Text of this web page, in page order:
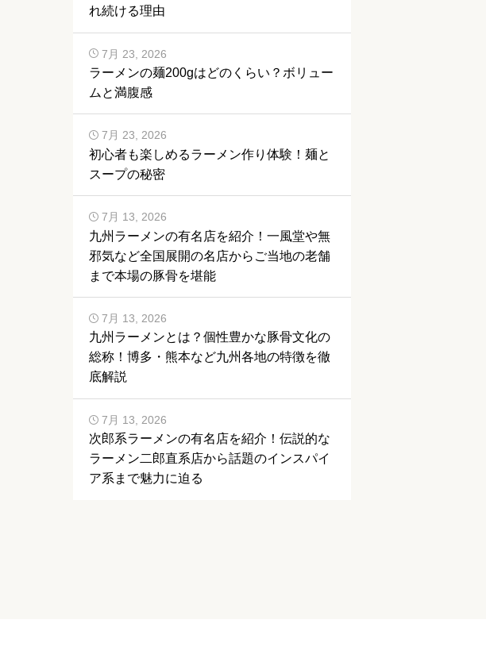
れ続ける理由
ラーメンの麺200gはどのくらい？ボリュー
ムと満腹感
7月 23, 2026
初心者も楽しめるラーメン作り体験！麺と
スープの秘密
7月 23, 2026
九州ラーメンの有名店を紹介！一風堂や無
邪気など全国展開の名店からご当地の老舗
まで本場の豚骨を堪能
7月 13, 2026
九州ラーメンとは？個性豊かな豚骨文化の
総称！博多・熊本など九州各地の特徴を徹
底解説
7月 13, 2026
次郎系ラーメンの有名店を紹介！伝説的な
ラーメン二郎直系店から話題のインスパイ
ア系まで魅力に迫る
7月 13, 2026